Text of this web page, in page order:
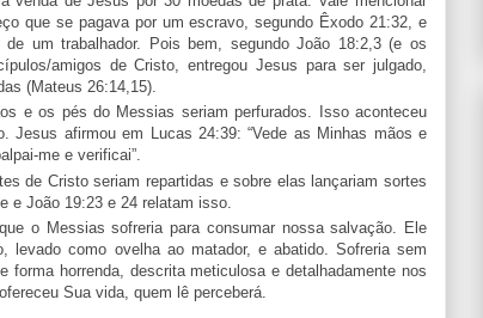
que se pagava por um escravo, segundo Êxodo 21:32, e
um trabalhador. Pois bem, segundo João 18:2,3 (e os
amigos de Cristo, entregou Jesus para ser julgado,
(Mateus 26:14,15).
e os pés do Messias seriam perfurados. Isso aconteceu
Jesus afirmou em Lucas 24:39: “Vede as Minhas mãos e
me e verificai”.
de Cristo seriam repartidas e sobre elas lançariam sortes
e João 19:23 e 24 relatam isso.
o Messias sofreria para consumar nossa salvação. Ele
levado como ovelha ao matador, e abatido. Sofreria sem
forma horrenda, descrita meticulosa e detalhadamente nos
Sua vida, quem lê perceberá.